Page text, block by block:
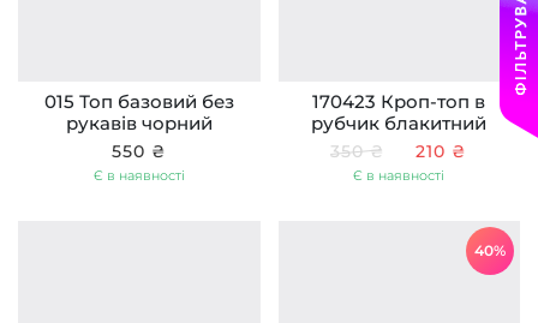
015 Топ базовий без
рукавів чорний
550 ₴
Є в наявності
170423 Кроп-топ в
рубчик блакитний
350 ₴ 210 ₴
Є в наявності
40%